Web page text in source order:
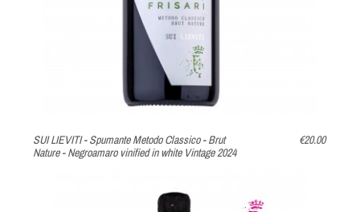
SUI LIEVITI - Spumante Metodo Classico - Brut
Nature - Negroamaro vinified in white Vintage 2024
€20.00